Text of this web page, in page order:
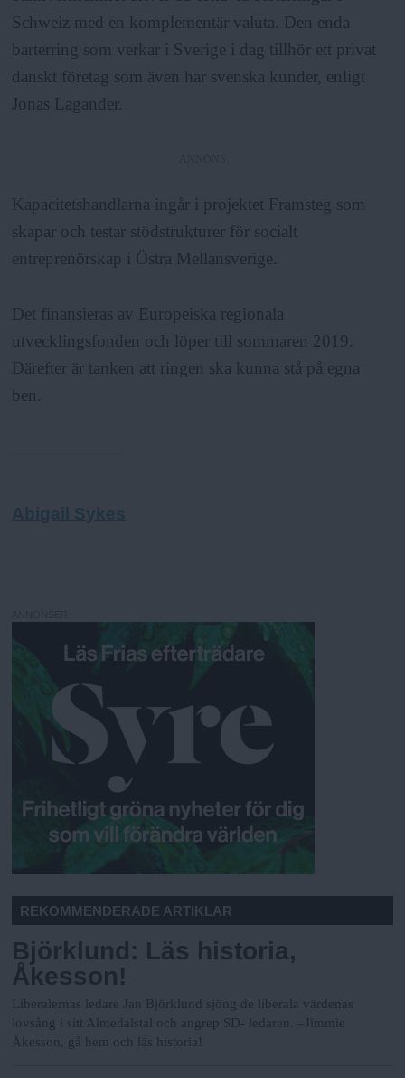
Schweiz med en komplementär valuta. Den enda
barterring som verkar i Sverige i dag tillhör ett privat
danskt företag som även har svenska kunder, enligt
Jonas Lagander.
Kapacitetshandlarna ingår i projektet Framsteg som
skapar och testar stödstrukturer för socialt
entreprenörskap i Östra Mellansverige.
Det finansieras av Europeiska regionala
utvecklingsfonden och löper till sommaren 2019.
Därefter är tanken att ringen ska kunna stå på egna
ben.
Abigail Sykes
REKOMMENDERADE ARTIKLAR
Björklund: Läs historia,
Åkesson!
Liberalernas ledare Jan Björklund sjöng de liberala värdenas
lovsång i sitt Almedalstal och angrep SD- ledaren.
–Jimmie
Åkesson, gå hem och läs historia!